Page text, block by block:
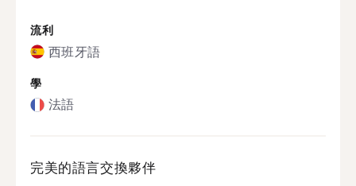
流利
西班牙語
學
法語
完美的語言交換夥伴